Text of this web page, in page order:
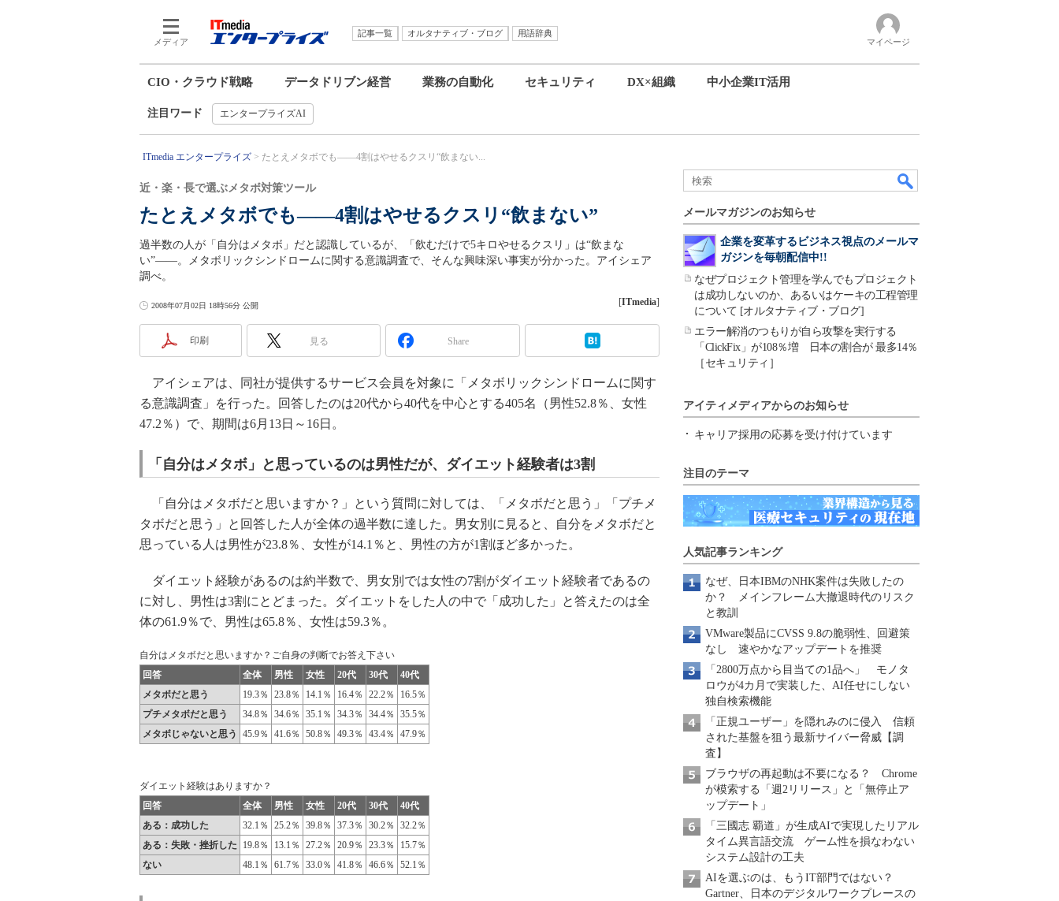
メディア
記事一覧 オルタナティブ・ブログ
用語辞典
マイページ
CIO・クラウド戦略 データドリブン経営 業務の自動化 セキュリティ DX×組織 中小企業IT活用
注目ワード エンタープライズAI
ITmedia エンタープライズ たとえメタボでも――4割はやせるクスリ“飲まない...
たとえメタボでも――4割はやせるクスリ“飲まない”
近・楽・長で選ぶメタボ対策ツール
過半数の人が「自分はメタボ」だと認識しているが、「飲むだけで5キロやせるクスリ」は“飲まな
い”――。メタボリックシンドロームに関する意識調査で、そんな興味深い事実が分かった。アイシェア
調べ。
2008年07月02日 18時56分 公開 [ITmedia]
印刷 見る Share
アイシェアは、同社が提供するサービス会員を対象に「メタボリックシンドロームに関す
る意識調査」を行った。回答したのは20代から40代を中心とする405名（男性52.8％、女性
47.2％）で、期間は6月13日～16日。
「自分はメタボ」と思っているのは男性だが、ダイエット経験者は3割
「自分はメタボだと思いますか？」という質問に対しては、「メタボだと思う」「プチメ
タボだと思う」と回答した人が全体の過半数に達した。男女別に見ると、自分をメタボだと
思っている人は男性が23.8％、女性が14.1％と、男性の方が1割ほど多かった。
ダイエット経験があるのは約半数で、男女別では女性の7割がダイエット経験者であるの
に対し、男性は3割にとどまった。ダイエットをした人の中で「成功した」と答えたのは全
体の61.9％で、男性は65.8％、女性は59.3％。
自分はメタボだと思いますか？ご自身の判断でお答え下さい
回答
全体 男性 女性 20代 30代
40代
メタボだと思う
19.3％ 23.8％ 14.1％ 16.4％ 22.2％
16.5％
プチメタボだと思う
34.8％ 34.6％ 35.1％ 34.3％ 34.4％
35.5％
メタボじゃないと思う
45.9％ 41.6％ 50.8％ 49.3％ 43.4％ 47.9％
ダイエット経験はありますか？
回答
全体 男性 女性 20代 30代
40代
ある：成功した
32.1％ 25.2％ 39.8％ 37.3％ 30.2％
32.2％
ある：失敗・挫折した
19.8％ 13.1％ 27.2％ 20.9％ 23.3％
15.7％
ない
48.1％ 61.7％ 33.0％ 41.8％ 46.6％ 52.1％
メールマガジンのお知らせ
企業を変革するビジネス視点のメールマ
ガジンを毎朝配信中!!
なぜプロジェクト管理を学んでもプロジェクト
は成功しないのか、あるいはケーキの工程管理
について [オルタナティブ・ブログ]
エラー解消のつもりが自ら攻撃を実行する
「ClickFix」が108％増 日本の割合が 最多14％
［セキュリティ］
アイティメディアからのお知らせ
キャリア採用の応募を受け付けています
注目のテーマ
人気記事ランキング
なぜ、日本IBMのNHK案件は失敗したの
か？ メインフレーム大撤退時代のリスク
と教訓
VMware製品にCVSS 9.8の脆弱性、回避策
なし 速やかなアップデートを推奨
「2800万点から目当ての1品へ」 モノタ
ロウが4カ月で実装した、AI任せにしない
独自検索機能
「正規ユーザー」を隠れみのに侵入 信頼
された基盤を狙う最新サイバー脅威【調
査】
ブラウザの再起動は不要になる？ Chrome
が模索する「週2リリース」と「無停止ア
ップデート」
「三國志 覇道」が生成AIで実現したリアル
タイム異言語交流 ゲーム性を損なわない
システム設計の工夫
AIを選ぶのは、もうIT部門ではない？
Gartner、日本のデジタルワークプレースの